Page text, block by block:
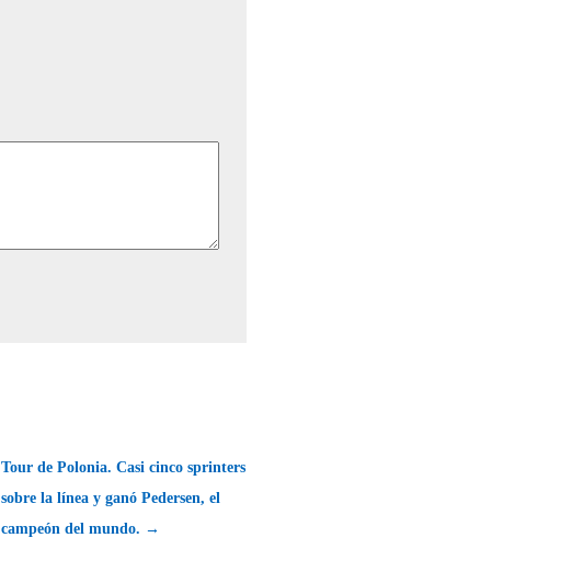
Tour de Polonia. Casi cinco sprinters
sobre la línea y ganó Pedersen, el
campeón del mundo. →